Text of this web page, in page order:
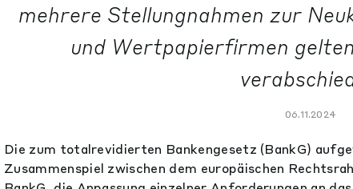
mehrere Stellungnahmen zur
und Wertpapierfirmen
06.11.2024
Die zum totalrevidierten Bankengesetz (BankG)
Zusammenspiel zwischen dem europäischen